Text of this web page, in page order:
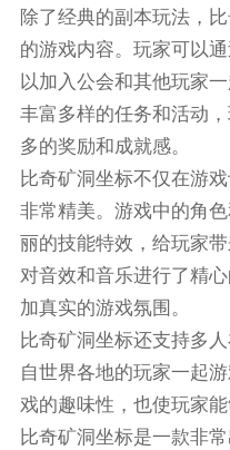
除了经典的副本玩法，
的游戏内容。玩家可以
以加入公会和其他玩家
丰富多样的任务和活动
多的奖励和成就感。
比奇矿洞坐标不仅在游
非常精美。游戏中的角
丽的技能特效，给玩家
对音效和音乐进行了精
加真实的游戏氛围。
比奇矿洞坐标还支持多
自世界各地的玩家一起
戏的趣味性，也使玩家能
比奇矿洞坐标是一款非